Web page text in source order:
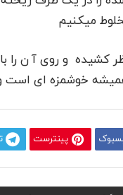
میکنیم
کشیده و روی آ ن را
همیشه خوشمزه ای
پینترست